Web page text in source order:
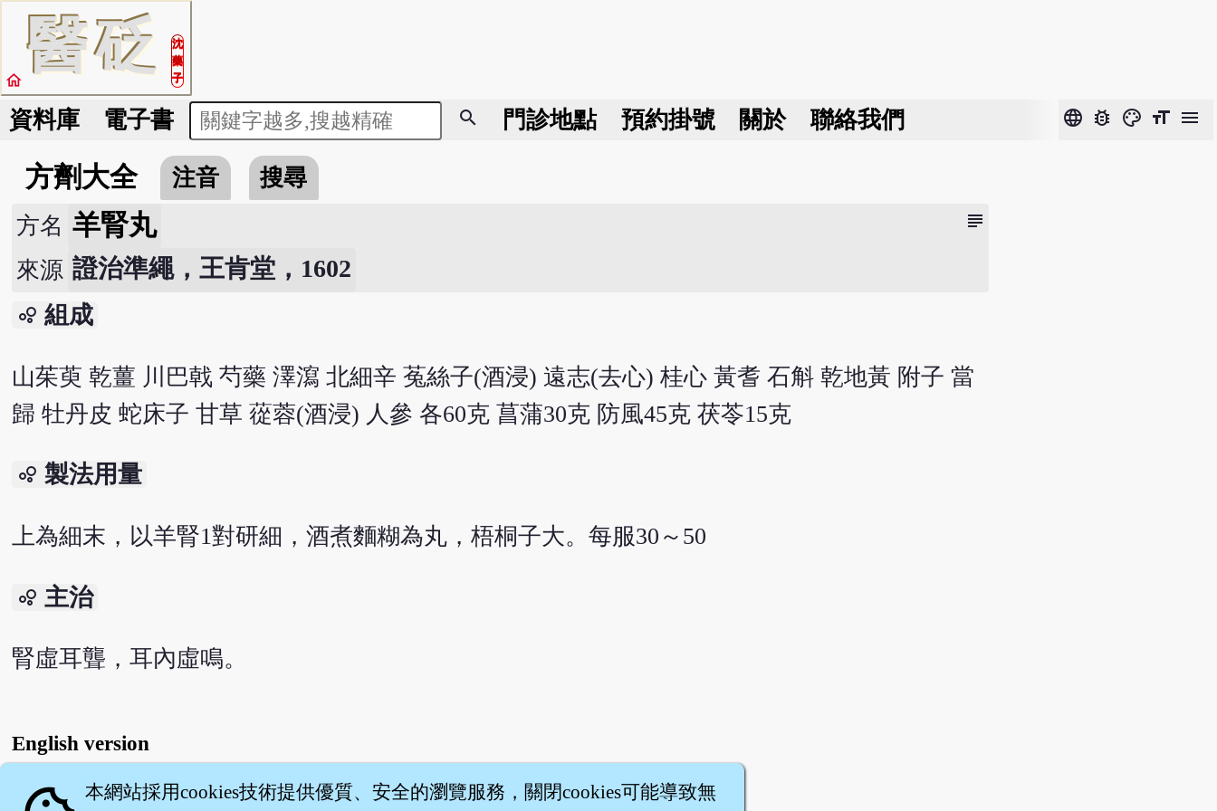
醫砭
沈
藥
子
home
資料庫 電子書 search 門診地點 預約掛號 關於 聯絡我們 language bug_report color_lens format_size menu
方劑大全 注音 搜尋
subject
方名 羊腎丸
來源 證治準繩，王肯堂，1602
bubble_chart 組成
山茱萸 乾薑 川巴戟 芍藥 澤瀉 北細辛 菟絲子(酒浸) 遠志(去心) 桂心 黃耆 石斛 乾地黃 附子 當
歸 牡丹皮 蛇床子 甘草 蓯蓉(酒浸) 人參 各60克 菖蒲30克 防風45克 茯苓15克
bubble_chart 製法用量
上為細末，以羊腎1對研細，酒煮麵糊為丸，梧桐子大。每服30～50
bubble_chart 主治
腎虛耳聾，耳內虛鳴。
English version
本網站採用cookies技術提供優質、安全的瀏覽服務，關閉cookies可能導致無